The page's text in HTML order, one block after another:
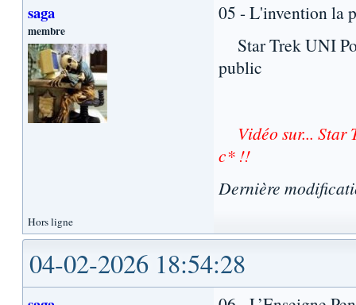
saga
membre
05 - L'invention la
Star Trek UNI
public
Vidéo sur... Star
c* !!
Dernière
Hors ligne
04-02-2026 18:54:28